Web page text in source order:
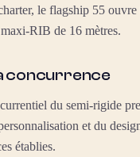
le flagship 55 ouvre
RIB de 16 mètres.
concurrence
du semi-rigide
et du
établies.